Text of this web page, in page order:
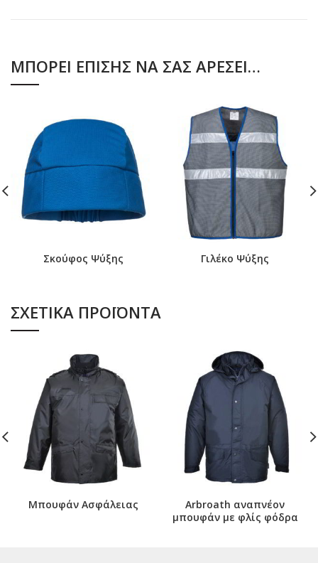
ΜΠΟΡΕΊ ΕΠΊΣΗΣ ΝΑ ΣΑΣ ΑΡΈΣΕΙ…
Σκούφος Ψύξης Γιλέκο Ψύξης
ΣΧΕΤΙΚΆ ΠΡΟΪΌΝΤΑ
Μπουφάν Ασφάλειας
Arbroath αναπνέον
μπουφάν με φλίς φόδρα